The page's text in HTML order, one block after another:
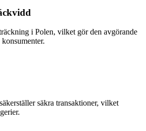
i Polen, vilket gör den avgörande
säkra transaktioner, vilket